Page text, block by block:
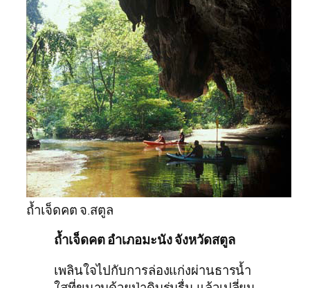
ถ้ำเจ็ดคต จ.สตูล
ถ้ำเจ็ดคต อำเภอมะนัง จังหวัดสตูล
เพลินใจไปกับการล่องแก่งผ่านธารน้ำ